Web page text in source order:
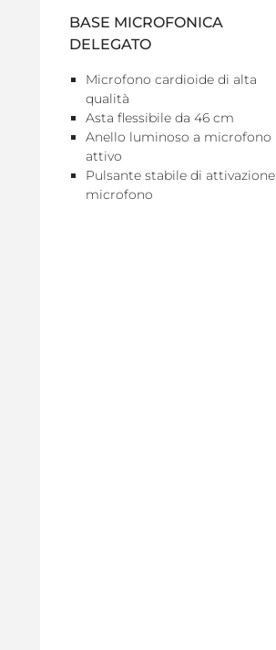
BASE MICROFONICA
DELEGATO
Microfono cardioide di alta
qualità
Asta flessibile da 46 cm
Anello luminoso a microfono
attivo
Pulsante stabile di attivazione
microfono